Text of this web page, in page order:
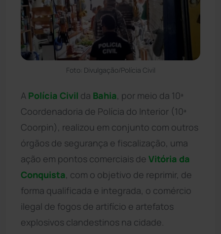
Foto: Divulgação/Polícia Civil
A Polícia Civil da Bahia, por meio da 10ª
Coordenadoria de Polícia do Interior (10ª
Coorpin), realizou em conjunto com outros
órgãos de segurança e fiscalização, uma
ação em pontos comerciais de Vitória da
Conquista, com o objetivo de reprimir, de
forma qualificada e integrada, o comércio
ilegal de fogos de artifício e artefatos
explosivos clandestinos na cidade.